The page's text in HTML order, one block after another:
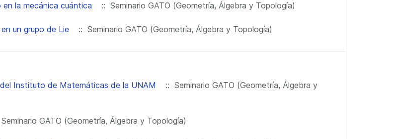
la mecánica cuántica
:: Seminario GATO (Geometría, Álgebra y Topología)
un grupo de Lie
:: Seminario GATO (Geometría, Álgebra y Topología)
Instituto de Matemáticas de la UNAM
:: Seminario GATO (Geometría, Álgebra y
GATO (Geometría, Álgebra y Topología)